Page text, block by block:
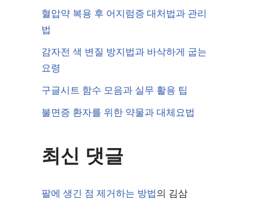
혈압약 복용 후 어지럼증 대처법과 관리
법
감자전 색 변질 방지법과 바삭하게 굽는
요령
구글시트 함수 모음과 실무 활용 팁
불면증 환자를 위한 약물과 대체요법
최신 댓글
팔에 생긴 점 제거하는 방법의 김삼